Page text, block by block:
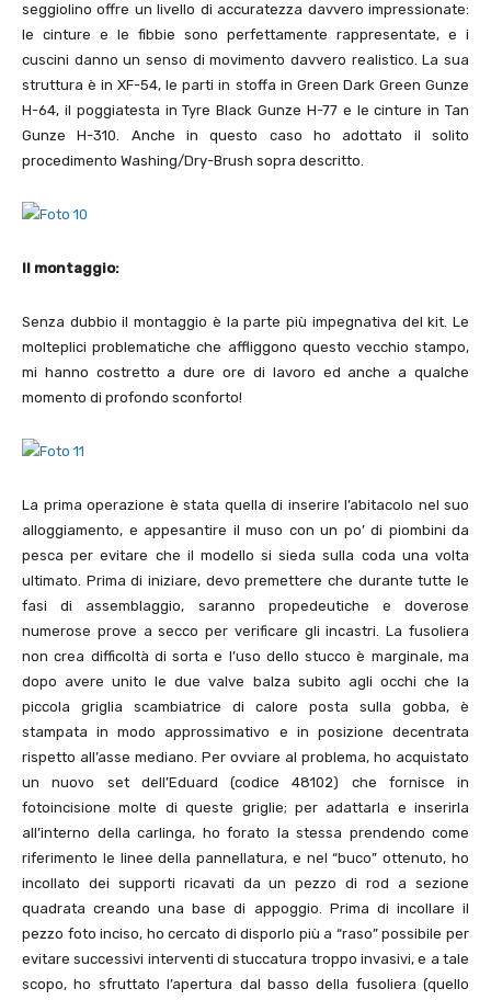
seggiolino offre un livello di accuratezza davvero impressionate:
le cinture e le fibbie sono perfettamente rappresentate, e i
cuscini danno un senso di movimento davvero realistico. La sua
struttura è in XF-54, le parti in stoffa in Green Dark Green Gunze
H-64, il poggiatesta in Tyre Black Gunze H-77 e le cinture in Tan
Gunze H-310. Anche in questo caso ho adottato il solito
procedimento Washing/Dry-Brush sopra descritto.
Il montaggio:
Senza dubbio il montaggio è la parte più impegnativa del kit. Le
molteplici problematiche che affliggono questo vecchio stampo,
mi hanno costretto a dure ore di lavoro ed anche a qualche
momento di profondo sconforto!
La prima operazione è stata quella di inserire l’abitacolo nel suo
alloggiamento, e appesantire il muso con un po’ di piombini da
pesca per evitare che il modello si sieda sulla coda una volta
ultimato. Prima di iniziare, devo premettere che durante tutte le
fasi di assemblaggio, saranno propedeutiche e doverose
numerose prove a secco per verificare gli incastri. La fusoliera
non crea difficoltà di sorta e l’uso dello stucco è marginale, ma
dopo avere unito le due valve balza subito agli occhi che la
piccola griglia scambiatrice di calore posta sulla gobba, è
stampata in modo approssimativo e in posizione decentrata
rispetto all’asse mediano. Per ovviare al problema, ho acquistato
un nuovo set dell’Eduard (codice 48102) che fornisce in
fotoincisione molte di queste griglie; per adattarla e inserirla
all’interno della carlinga, ho forato la stessa prendendo come
riferimento le linee della pannellatura, e nel “buco” ottenuto, ho
incollato dei supporti ricavati da un pezzo di rod a sezione
quadrata creando una base di appoggio. Prima di incollare il
pezzo foto inciso, ho cercato di disporlo più a “raso” possibile per
evitare successivi interventi di stuccatura troppo invasivi, e a tale
scopo, ho sfruttato l’apertura dal basso della fusoliera (quello